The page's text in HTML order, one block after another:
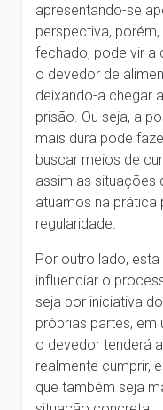
apresentando-se
perspectiva,
fechado, pode vir a
o devedor de
deixando-a chegar
prisão. Ou seja, a
mais dura pode
buscar meios de
assim as situações
atuamos na prática
regularidade.
Por outro lado,
influenciar o
seja por iniciativa
próprias partes, em
o devedor tenderá
realmente cumprir,
que também seja